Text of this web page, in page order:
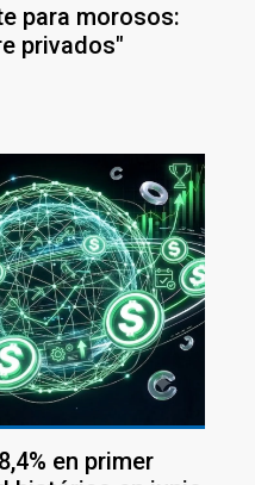
para morosos:
privados"
en primer